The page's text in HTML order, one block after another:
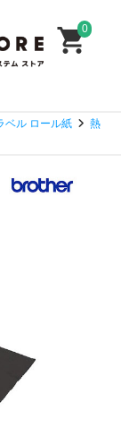
0
ベル ロール紙
熱